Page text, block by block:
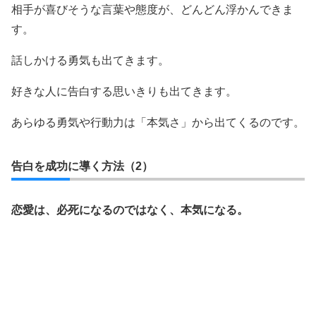
相手が喜びそうな言葉や態度が、どんどん浮かんできま
す。
話しかける勇気も出てきます。
好きな人に告白する思いきりも出てきます。
あらゆる勇気や行動力は「本気さ」から出てくるのです。
告白を成功に導く方法（2）
恋愛は、必死になるのではなく、本気になる。